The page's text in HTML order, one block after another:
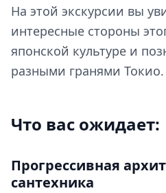
На этой экскурсии вы
интересные стороны
японской культуре и
разными гранями Токио.
Что вас ожидает:
Прогрессивная
сантехника